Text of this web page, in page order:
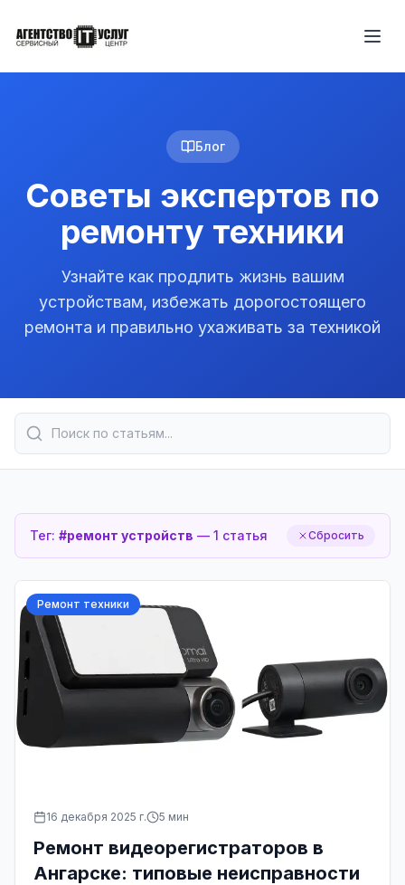
Блог
Советы экспертов по
ремонту техники
Узнайте как продлить жизнь вашим
устройствам, избежать дорогостоящего
ремонта и правильно ухаживать за техникой
Тег: #ремонт устройств — 1 статья Сбросить
Ремонт техники
16 декабря 2025 г. 5 мин
Ремонт видеорегистраторов в
Ангарске: типовые неисправности